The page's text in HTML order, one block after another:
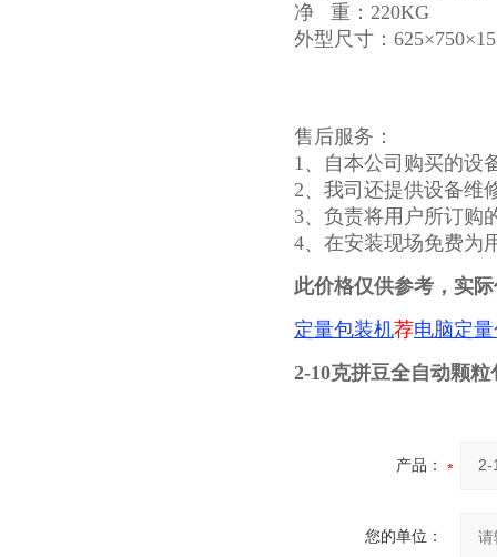
净 重：220KG
外型尺寸：
售后服务：
1、自本公司购买的设
2、我司还提供设备维
3、负责将用户所订购
4、在安装现场免费为
此价格仅供参考，实
定量包装机荐电脑定
2-10克拼豆全自动颗
产品：
您的单位：